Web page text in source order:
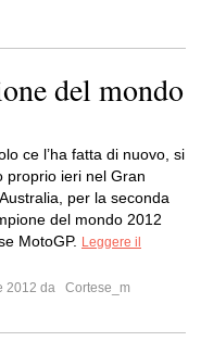
del mondo
ce l’ha fatta di nuovo, si
proprio ieri nel Gran
per la seconda
del mondo 2012
MotoGP. Leggere il
2012 da
Cortese_m